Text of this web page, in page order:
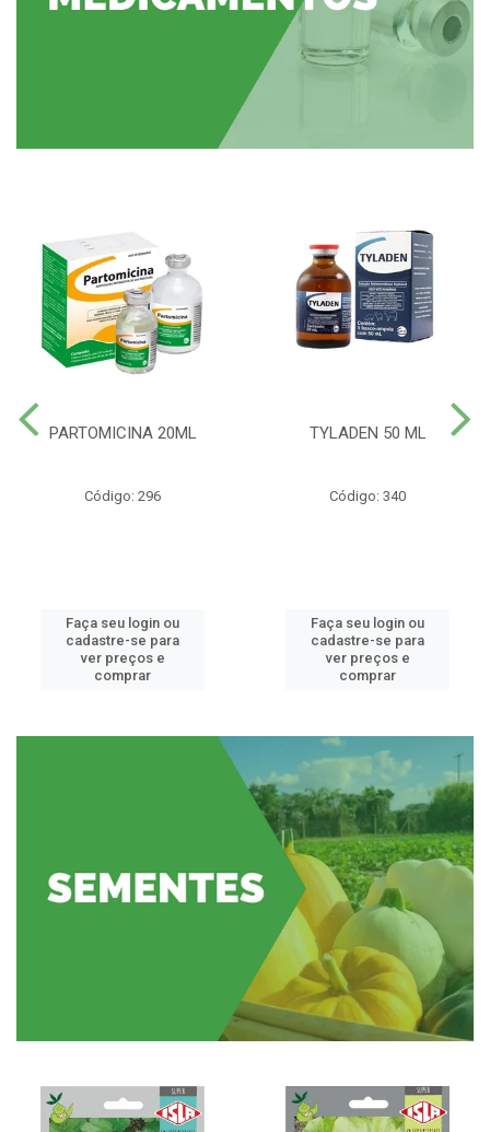
PARTOMICINA 20ML
Código: 296
Faça seu login ou
cadastre-se para
ver preços e
comprar
TYLADEN 50 ML
Código: 340
Faça seu login ou
cadastre-se para
ver preços e
comprar